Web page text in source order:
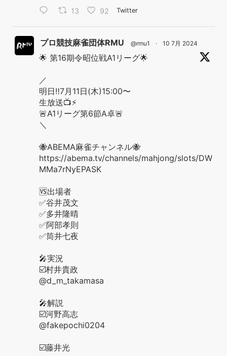
13 92 Twitter
プロ競技麻雀団体RMU @rmu1 · 10 7月 2024
🌟 第16期令昭位戦A1リーグ🌟
／
明日‼️7月11日(木)15:00〜
生放送📺⚡️
🚨A1リーグ第6節A卓🚨
＼
🐝ABEMA麻雀チャンネル🐝
https://abema.tv/channels/mahjong/slots/DW
MMa7rNyEPASK
🆚出場者
✅谷井茂文
✅多井隆晴
✅阿部孝則
✅筒井七夜
🎤実況
☑️村井貴政
@d_m_takamasa
🎤解説
☑️河野高志
@fakepochi0204
☑️藤井光